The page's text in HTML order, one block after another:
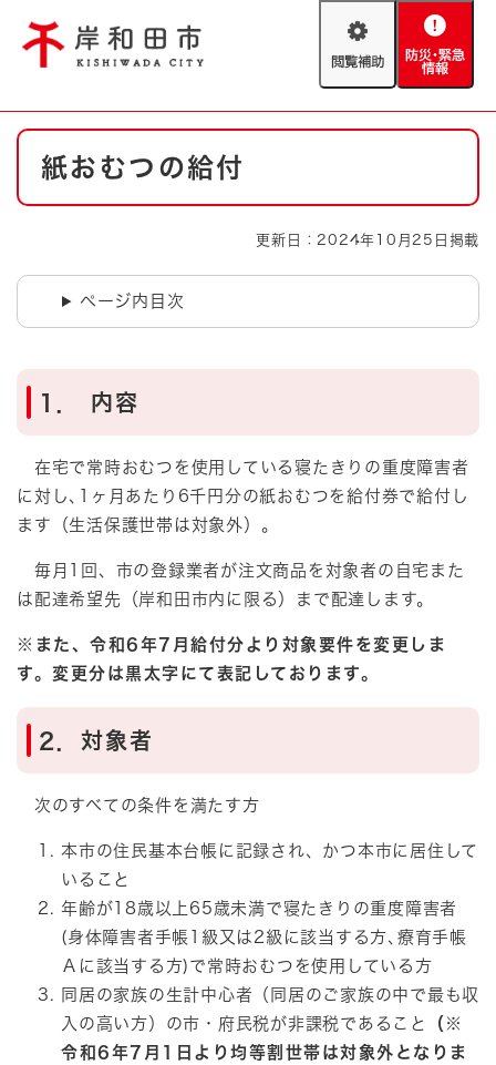
閲
助
防
緊
やさしい日本語
背景色変更 白 黒 青
防災・緊急情報
ハザードマップ AED設置箇所
本
紙おむつの給付
更新日：2024年10月25日掲載
ページ内目次
1． 内容
在宅で常時おむつを使用している寝たきりの重度障害者
に対し､1ヶ月あたり6千円分の紙おむつを給付券で給付し
ます（生活保護世帯は対象外）。
毎月1回、市の登録業者が注文商品を対象者の自宅また
は配達希望先（岸和田市内に限る）まで配達します。
※また、令和6年7月給付分より対象要件を変更しま
す。変更分は黒太字にて表記しております。
2．対象者
次のすべての条件を満たす方
本市の住民基本台帳に記録され、かつ本市に居住して
いること
年齢が18歳以上65歳未満で寝たきりの重度障害者
(身体障害者手帳1級又は2級に該当する方､療育手帳
Ａに該当する方)で常時おむつを使用している方
同居の家族の生計中心者（同居のご家族の中で最も収
入の高い方）の市・府民税が非課税であること
（※
令和6年7月1日より均等割世帯は対象外となりま